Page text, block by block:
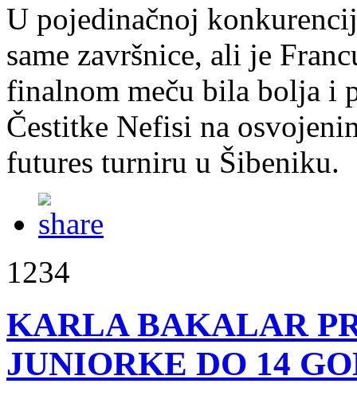
U pojedinačnoj
same završnice, ali je
finalnom meču bila bolja i
Čestitke Nefisi na
futures turniru u Šibeniku.
1234
KARLA BAKALAR
JUNIORKE DO 14